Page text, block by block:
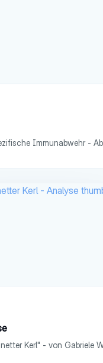
Immunabwehr -
Kerl" - von Gabriele